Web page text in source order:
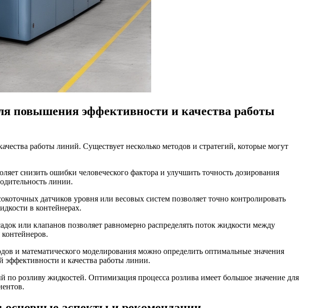
повышения эффективности и качества работы
работы линий. Существует несколько методов и стратегий, которые могут
снизить ошибки человеческого фактора и улучшить точность дозирования
линии.
датчиков уровня или весовых систем позволяет точно контролировать
в контейнерах.
или клапанов позволяет равномерно распределять поток жидкости между
и математического моделирования можно определить оптимальные значения
эффективности и качества работы линии.
розливу жидкостей. Оптимизация процесса розлива имеет большое значение для